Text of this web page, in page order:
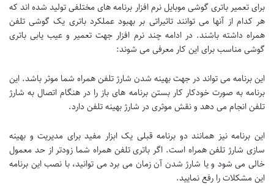
برای تعمیر باتری گوشی موبایل نرم افزار برنامه های مختلفی تولید شده اند که
هر کدام از آنها می توانند تاثیراتی بر بهبود عملکرد باتری یک گوشی تلفن
همراه داشته باشند. در ادامه چند نرم افزار جهت تعمیر و عیب یابی باتری
گوشی مناسب برای این کار معرفی می شوند:
این برنامه می تواند در جهت بهینه شدن شارژ تلفن همراه شما موثر باشد. این
برنامه به صورت خودکار کار بستن برنامه های باز را در هنگام اتصال به شارژ
تلفن انجام می دهد و نقش موثری در شارژ بهینه تلفن دارد.
این برنامه نیز همانند دو برنامه قبلی یک ابزار مفید برای مدیریت و بهینه
سازی شارژ تلفن همراه است. اگر باتری تلفن همراه شما زودتر از حد معمول
خالی می شود و یا شارژ شدن آن زمان می برد می توانید، با نصب این برنامه
این مشکلات را رفع نمایید.